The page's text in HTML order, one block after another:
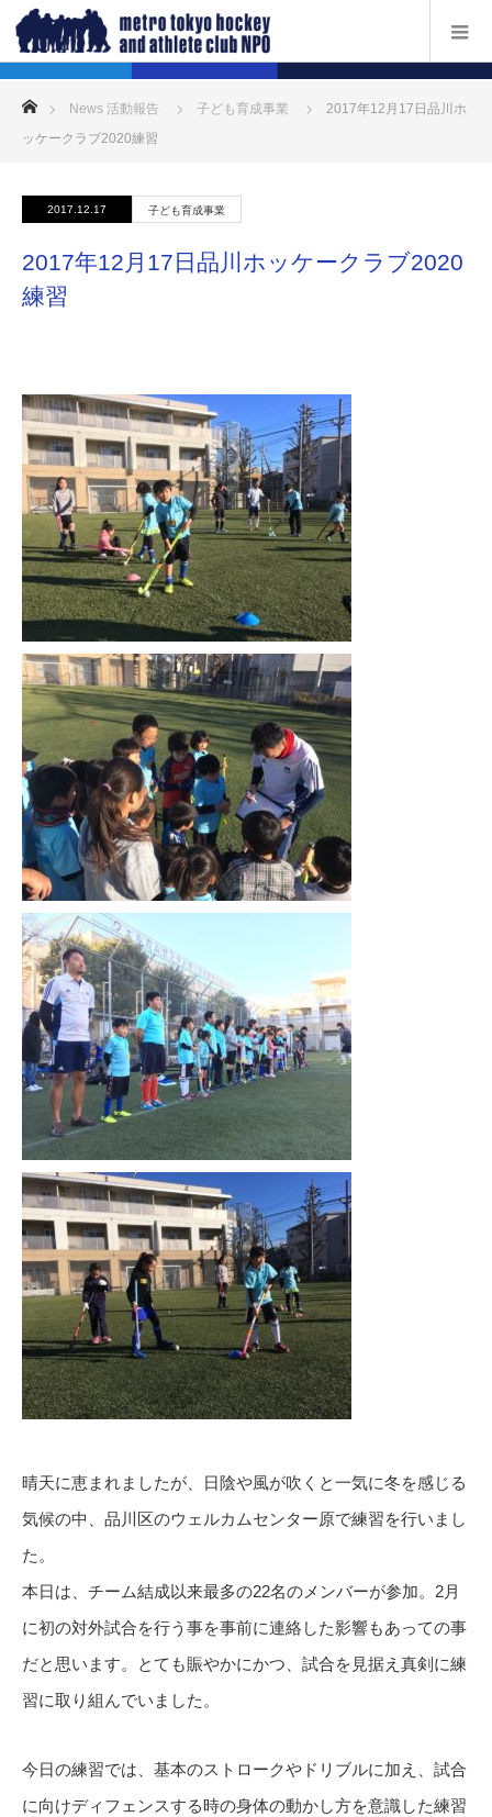
ホーム
News 活動報告 子ども育成事業
2017年12月17日品川ホ
ッケークラブ2020練習
2017.12.17 子ども育成事業
2017年12月17日品川ホッケークラブ2020
練習
晴天に恵まれましたが、日陰や風が吹くと一気に冬を感じる
気候の中、品川区のウェルカムセンター原で練習を行いまし
た。
本日は、チーム結成以来最多の22名のメンバーが参加。2月
に初の対外試合を行う事を事前に連絡した影響もあっての事
だと思います。とても賑やかにかつ、試合を見据え真剣に練
習に取り組んでいました。
今日の練習では、基本のストロークやドリブルに加え、試合
に向けディフェンスする時の身体の動かし方を意識した練習